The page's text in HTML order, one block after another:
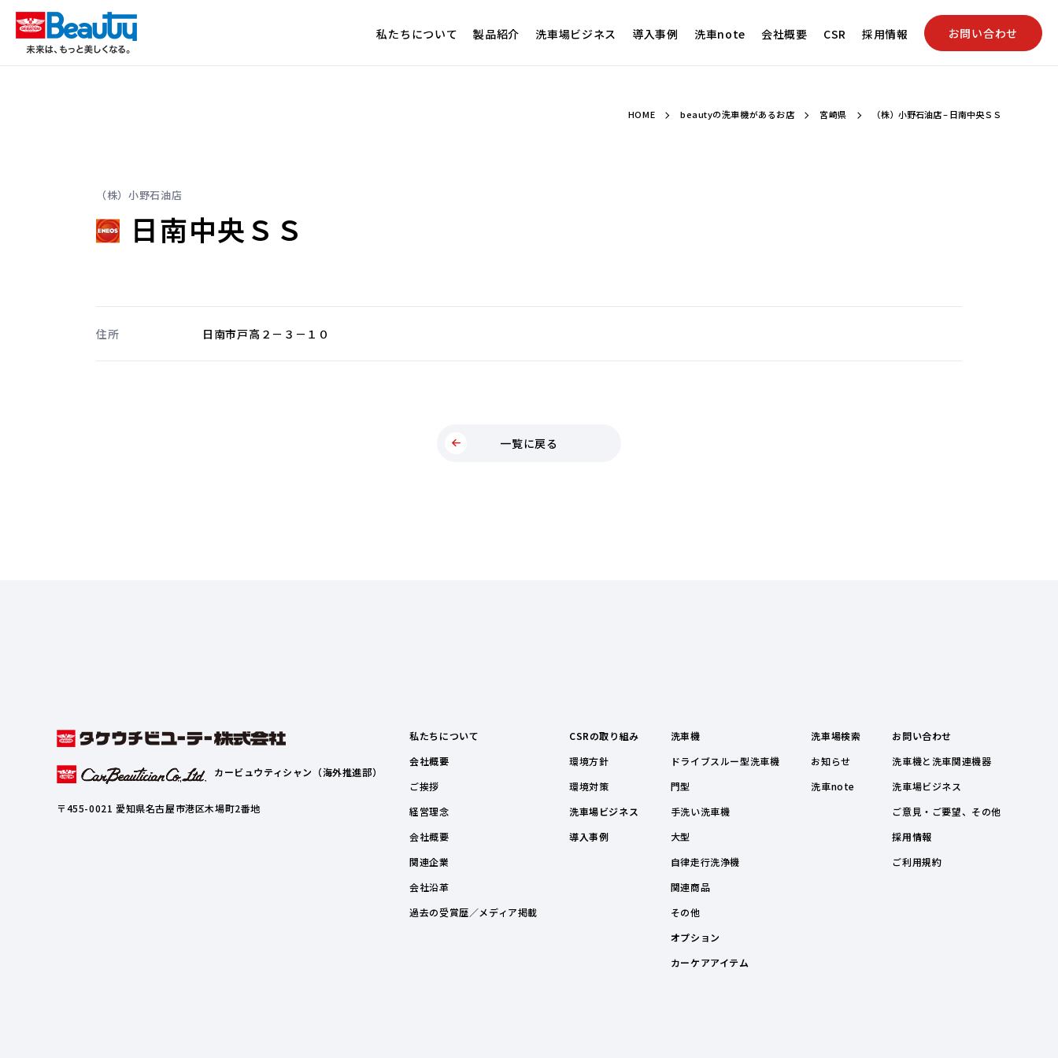
私たちについて 製品紹介 洗車場ビジネス 導入事例 洗車note 会社概要 CSR 採用情報 お問い合わせ
HOME beautyの洗車機があるお店 宮崎県 （株）小野石油店 – 日南中央ＳＳ
（株）小野石油店
日南中央ＳＳ
住所 日南市戸高２－３－１０
一覧に戻る
カービュウティシャン（海外推進部）
〒455-0021 愛知県名古屋市港区木場町2番地
私たちについて
会社概要
ご挨拶
経営理念
会社概要
関連企業
会社沿革
過去の受賞歴／メディア掲載
CSRの取り組み
環境方針
環境対策
洗車場ビジネス
導入事例
洗車機
ドライブスルー型洗車機
門型
手洗い洗車機
大型
自律走行洗浄機
関連商品
その他
オプション
カーケアアイテム
洗車場検索
お知らせ
洗車note
お問い合わせ
洗車機と洗車関連機器
洗車場ビジネス
ご意見・ご要望、その他
採用情報
ご利用規約